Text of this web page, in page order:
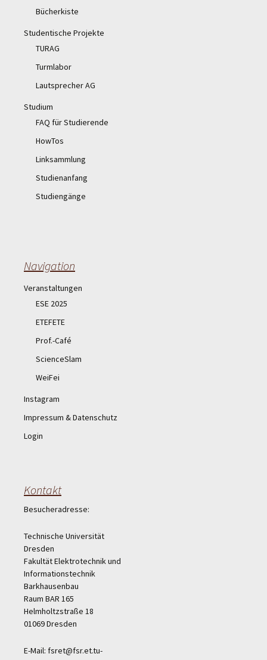
Bücherkiste
Studentische Projekte
TURAG
Turmlabor
Lautsprecher AG
Studium
FAQ für Studierende
HowTos
Linksammlung
Studienanfang
Studiengänge
Navigation
Veranstaltungen
ESE 2025
ETEFETE
Prof.-Café
ScienceSlam
WeiFei
Instagram
Impressum & Datenschutz
Login
Kontakt
Besucheradresse:
Technische Universität
Dresden
Fakultät Elektrotechnik und
Informationstechnik
Barkhausenbau
Raum BAR 165
Helmholtzstraße 18
01069 Dresden
E-Mail: fsret@fsr.et.tu-